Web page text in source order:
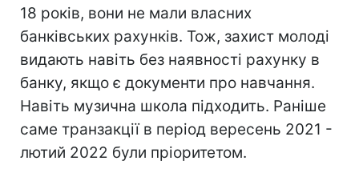
18 років, вони не мали власних
банківських рахунків. Тож, захист молоді
видають навіть без наявності рахунку в
банку, якщо є документи про навчання.
Навіть музична школа підходить. Раніше
саме транзакції в період вересень 2021 -
лютий 2022 були пріоритетом.